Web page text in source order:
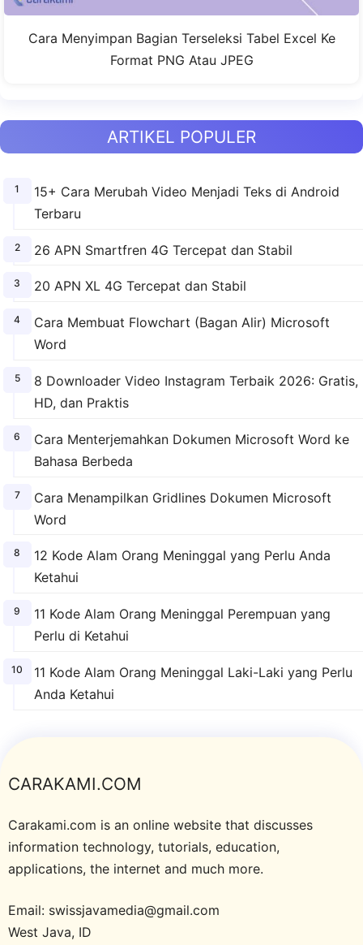
Cara Menyimpan Bagian Terseleksi Tabel Excel Ke
Format PNG Atau JPEG
ARTIKEL POPULER
15+ Cara Merubah Video Menjadi Teks di Android
Terbaru
26 APN Smartfren 4G Tercepat dan Stabil
20 APN XL 4G Tercepat dan Stabil
Cara Membuat Flowchart (Bagan Alir) Microsoft
Word
8 Downloader Video Instagram Terbaik 2026: Gratis,
HD, dan Praktis
Cara Menterjemahkan Dokumen Microsoft Word ke
Bahasa Berbeda
Cara Menampilkan Gridlines Dokumen Microsoft
Word
12 Kode Alam Orang Meninggal yang Perlu Anda
Ketahui
11 Kode Alam Orang Meninggal Perempuan yang
Perlu di Ketahui
11 Kode Alam Orang Meninggal Laki-Laki yang Perlu
Anda Ketahui
CARAKAMI.COM
Carakami.com is an online website that discusses
information technology, tutorials, education,
applications, the internet and much more.
Email: swissjavamedia@gmail.com
West Java, ID